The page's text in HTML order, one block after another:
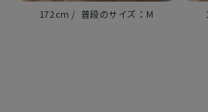
原産国
M
172cm